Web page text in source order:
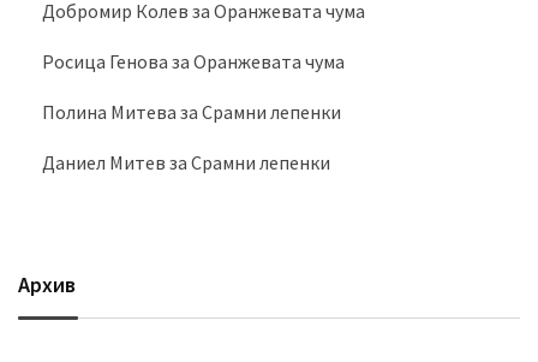
Добромир Колев за Оранжевата чума
Росица Генова за Оранжевата чума
Полина Митева за Срамни лепенки
Даниел Митев за Срамни лепенки
Архив